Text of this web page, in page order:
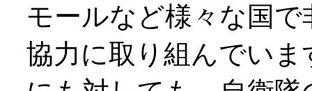
モールなど様々な国
協力に取り組んでい